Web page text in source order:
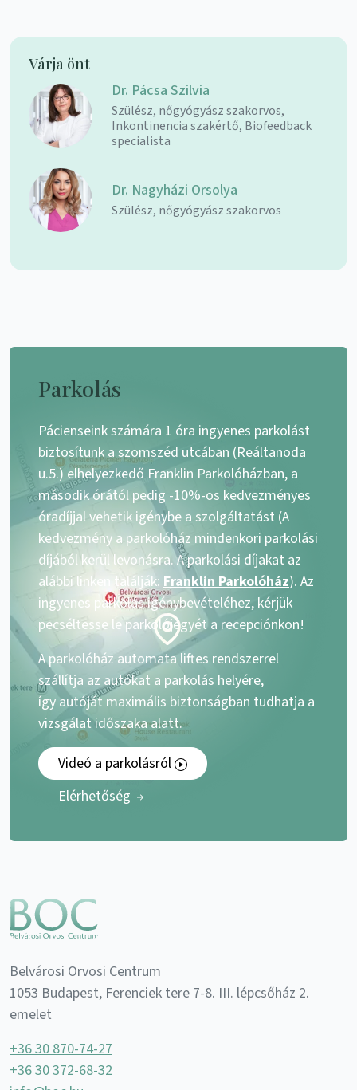
Várja önt
Dr. Pácsa Szilvia
Szülész, nőgyógyász szakorvos,
Inkontinencia szakértő, Biofeedback
specialista
Dr. Nagyházi Orsolya
Szülész, nőgyógyász szakorvos
Parkolás
Pácienseink számára 1 óra ingyenes parkolást
biztosítunk a szomszéd utcában (Reáltanoda
u.5.) elhelyezkedő Franklin Parkolóházban, a
második órától pedig -10%-os kedvezményes
óradíjjal vehetik igénybe a szolgáltatást (A
kedvezmény a parkolóház mindenkori parkolási
díjából kerül levonásra. A parkolási díjakat az
alábbi linken találják: Franklin Parkolóház). Az
ingyenes parkolás igénybevételéhez, kérjük
pecséltesse le parkolójegyét a recepciónkon!
A parkolóház automata liftes rendszerrel
szállítja az autókat a parkolás helyére,
így autóját maximális biztonságban tudhatja a
vizsgálat időszaka alatt.
Videó a parkolásról
Elérhetőség
Belvárosi Orvosi Centrum
1053 Budapest, Ferenciek tere 7-8. III. lépcsőház 2.
emelet
+36 30 870-74-27
+36 30 372-68-32